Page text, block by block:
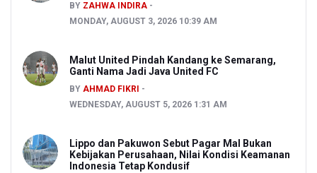
BY ZAHWA INDIRA
MONDAY, AUGUST 3, 2026 10:39 AM
Malut United Pindah Kandang ke Semarang,
Ganti Nama Jadi Java United FC
BY AHMAD FIKRI
WEDNESDAY, AUGUST 5, 2026 1:31 AM
Lippo dan Pakuwon Sebut Pagar Mal Bukan
Kebijakan Perusahaan, Nilai Kondisi Keamanan
Indonesia Tetap Kondusif